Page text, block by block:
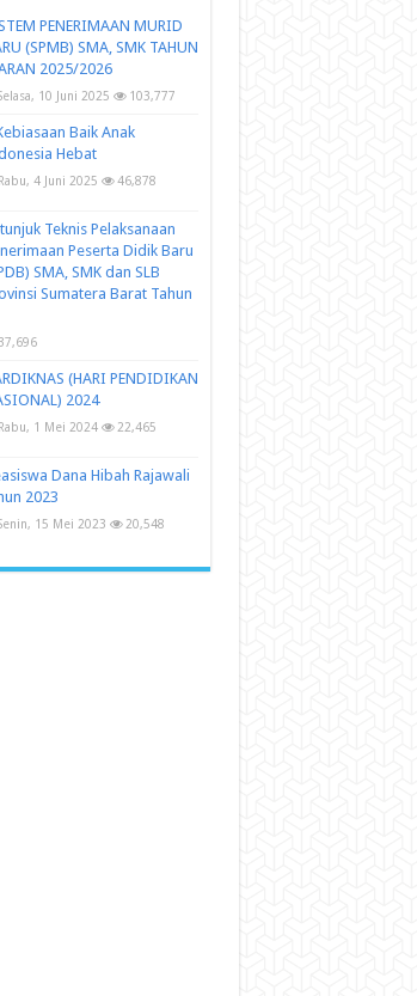
PENERIMAAN MURID
(SPMB) SMA, SMK TAHUN
2025/2026
10 Juni 2025 103,777
Baik Anak
Hebat
Rabu, 4 Juni 2025 46,878
Teknis Pelaksanaan
Peserta Didik Baru
SMA, SMK dan SLB
Sumatera Barat Tahun
37,696
(HARI PENDIDIKAN
2024
Rabu, 1 Mei 2024 22,465
Dana Hibah Rajawali
2023
15 Mei 2023 20,548